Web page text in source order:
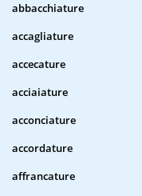
abbacchiature
accagliature
accecature
acciaiature
acconciature
accordature
affrancature